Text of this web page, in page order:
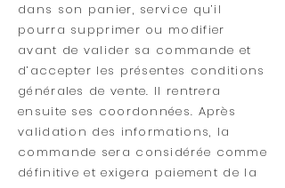
dans son panier, service qu’il
pourra supprimer ou modifier
avant de valider sa commande et
d’accepter les présentes conditions
générales de vente. Il rentrera
ensuite ses coordonnées. Après
validation des informations, la
commande sera considérée comme
définitive et exigera paiement de la